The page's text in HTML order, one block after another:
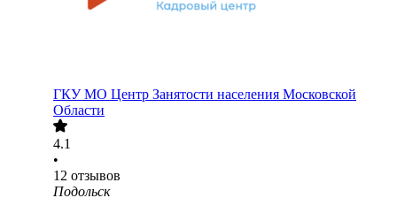
ГКУ МО Центр Занятости населения Московской
Области
4.1
•
12 отзывов
Подольск